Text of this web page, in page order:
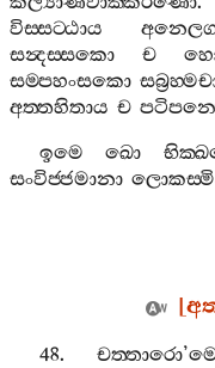
විස‍්සට‍්ඨාය
සන්‍දස‍්සකො
ච
සම‍්පහංසකො
අත‍්තහිතාය ච
ඉමෙ
ඛො
සංවිජ‍්ජමානා
[
48. චත‍්තාරො’